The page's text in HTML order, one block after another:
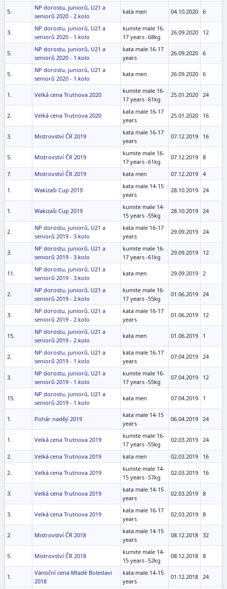
5.
NP dorostu, juniorů, U21 a
seniorů 2020 - 2.kolo
kata men 04.10.2020 6
3.
NP dorostu, juniorů, U21 a
seniorů 2020 - 1.kolo
kumite male 16-
17 years -68kg
26.09.2020 12
5.
NP dorostu, juniorů, U21 a
seniorů 2020 - 1.kolo
kata male 16-17
years
26.09.2020 6
5.
NP dorostu, juniorů, U21 a
seniorů 2020 - 1.kolo
kata men 26.09.2020 6
1. Velká cena Trutnova 2020
kumite male 16-
17 years -61kg
25.01.2020 24
2. Velká cena Trutnova 2020
kata male 16-17
years
25.01.2020 16
3. Mistrovství ČR 2019
kata male 16-17
years
07.12.2019 16
5. Mistrovství ČR 2019
kumite male 16-
17 years -61kg
07.12.2019 8
7. Mistrovství ČR 2019 kata men 07.12.2019 4
1. Wakizaši Cup 2019
kata male 14-15
years
28.10.2019 24
1. Wakizaši Cup 2019
kumite male 14-
15 years -55kg
28.10.2019 24
2.
NP dorostu, juniorů, U21 a
seniorů 2019 - 3.kolo
kata male 16-17
years
29.09.2019 24
3.
NP dorostu, juniorů, U21 a
seniorů 2019 - 3.kolo
kumite male 16-
17 years -61kg
29.09.2019 12
11.
NP dorostu, juniorů, U21 a
seniorů 2019 - 3.kolo
kata men 29.09.2019 2
2.
NP dorostu, juniorů, U21 a
seniorů 2019 - 2.kolo
kumite male 16-
17 years -55kg
01.06.2019 24
3.
NP dorostu, juniorů, U21 a
seniorů 2019 - 2.kolo
kata male 16-17
years
01.06.2019 12
15.
NP dorostu, juniorů, U21 a
seniorů 2019 - 2.kolo
kata men 01.06.2019 1
2.
NP dorostu, juniorů, U21 a
seniorů 2019 - 1.kolo
kata male 16-17
years
07.04.2019 24
3.
NP dorostu, juniorů, U21 a
seniorů 2019 - 1.kolo
kumite male 16-
17 years -55kg
07.04.2019 12
15.
NP dorostu, juniorů, U21 a
seniorů 2019 - 1.kolo
kata men 07.04.2019 1
1. Pohár nadějí 2019
kata male 14-15
years
06.04.2019 24
1. Velká cena Trutnova 2019
kumite male 16-
17 years -55kg
02.03.2019 24
2. Velká cena Trutnova 2019 kata men 02.03.2019 16
2. Velká cena Trutnova 2019
kumite male 14-
15 years -57kg
02.03.2019 16
3. Velká cena Trutnova 2019
kata male 14-15
years
02.03.2019 8
3. Velká cena Trutnova 2019
kata male 16-17
years
02.03.2019 8
2. Mistrovství ČR 2018
kata male 14-15
years
08.12.2018 32
5. Mistrovství ČR 2018
kumite male 14-
15 years -52kg
08.12.2018 8
1.
Vánoční cena Mladé Boleslavi
2018
kata male 14-15
years
01.12.2018 24